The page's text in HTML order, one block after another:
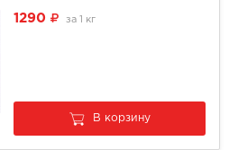
1290 за 1 кг
В корзину